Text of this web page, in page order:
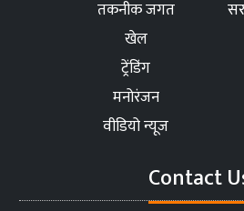
तकनीक जगत
खेल
ट्रेंडिंग
मनोरंजन
वीडियो न्यूज
Contact